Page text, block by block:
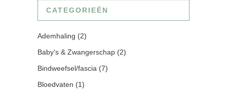
CATEGORIEËN
Ademhaling (2)
Baby's & Zwangerschap (2)
Bindweefsel/fascia (7)
Bloedvaten (1)